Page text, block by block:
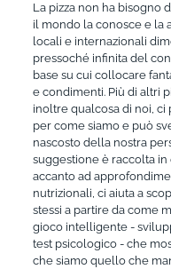
La pizza non ha bisogno
il mondo la conosce e la
locali e internazionali
pressoché infinita del
base su cui collocare
e condimenti. Più di altri
inoltre qualcosa di noi, ci
per come siamo e può
nascosto della nostra
suggestione è raccolta
accanto ad
nutrizionali, ci aiuta a
stessi a partire da come
gioco intelligente -
test psicologico - che
che siamo quello che